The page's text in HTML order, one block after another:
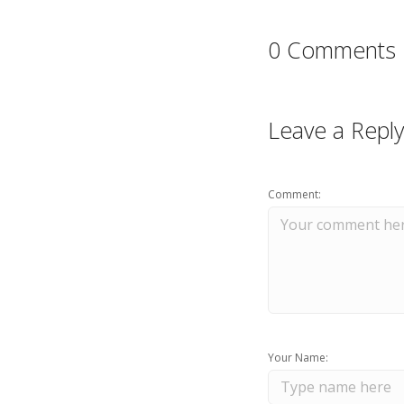
0 Comments
Leave a Reply
Comment:
Your Name: